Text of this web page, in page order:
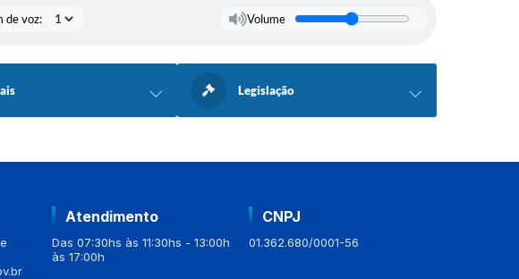
de voz: Volume
Legislação
Atendimento
Das 07:30hs às 11:30hs - 13:00h
às 17:00h
CNPJ
01.362.680/0001-56